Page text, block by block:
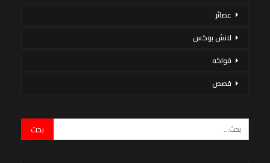
عصائر
لانش بوكس
فواكه
قصص